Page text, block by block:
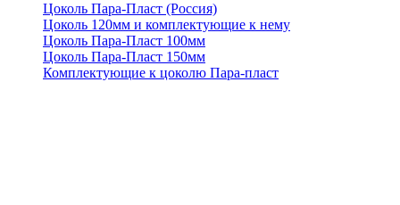
Цоколь Пара-Пласт (Россия)
Цоколь 120мм и комплектующие к нему
Цоколь Пара-Пласт 100мм
Цоколь Пара-Пласт 150мм
Комплектующие к цоколю Пара-пласт